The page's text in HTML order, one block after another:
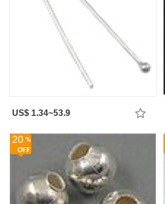
US$ 1.34~53.9
20